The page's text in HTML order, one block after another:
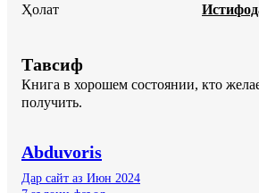
Ҳолат
Тавсиф
Книга в хорошем состоянии, кто
получить.
Abduvoris
Дар сайт аз Июн 2024